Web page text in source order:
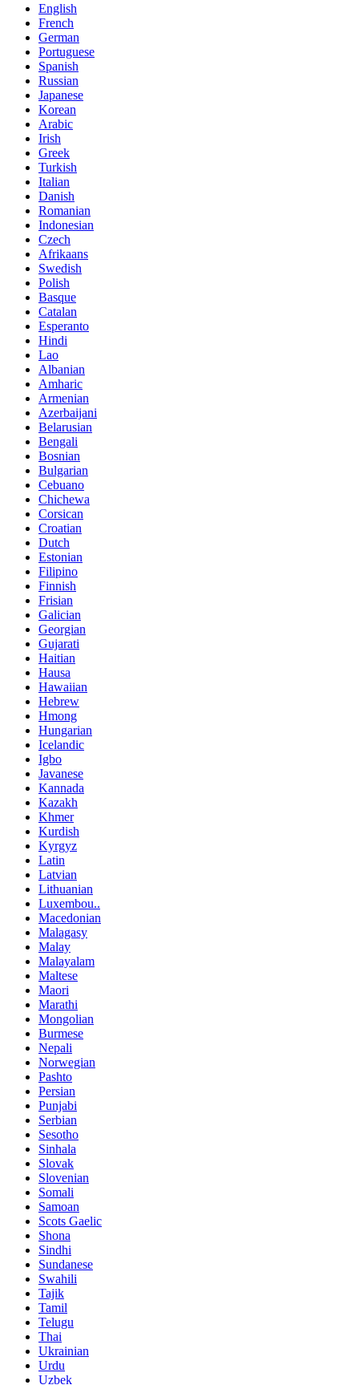
English
French
German
Portuguese
Spanish
Russian
Japanese
Korean
Arabic
Irish
Greek
Turkish
Italian
Danish
Romanian
Indonesian
Czech
Afrikaans
Swedish
Polish
Basque
Catalan
Esperanto
Hindi
Lao
Albanian
Amharic
Armenian
Azerbaijani
Belarusian
Bengali
Bosnian
Bulgarian
Cebuano
Chichewa
Corsican
Croatian
Dutch
Estonian
Filipino
Finnish
Frisian
Galician
Georgian
Gujarati
Haitian
Hausa
Hawaiian
Hebrew
Hmong
Hungarian
Icelandic
Igbo
Javanese
Kannada
Kazakh
Khmer
Kurdish
Kyrgyz
Latin
Latvian
Lithuanian
Luxembou..
Macedonian
Malagasy
Malay
Malayalam
Maltese
Maori
Marathi
Mongolian
Burmese
Nepali
Norwegian
Pashto
Persian
Punjabi
Serbian
Sesotho
Sinhala
Slovak
Slovenian
Somali
Samoan
Scots Gaelic
Shona
Sindhi
Sundanese
Swahili
Tajik
Tamil
Telugu
Thai
Ukrainian
Urdu
Uzbek